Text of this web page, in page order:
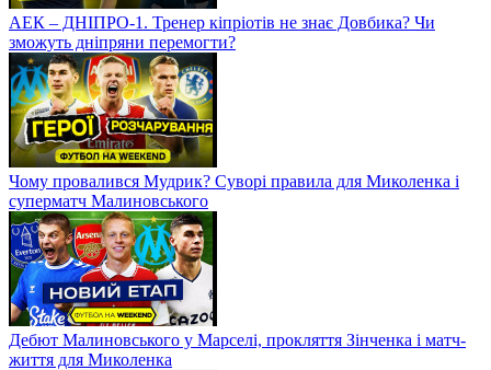
АЕК – ДНІПРО-1. Тренер кіпріотів не знає Довбика? Чи
зможуть дніпряни перемогти?
Чому провалився Мудрик? Суворі правила для Миколенка і
суперматч Малиновського
Дебют Малиновського у Марселі, прокляття Зінченка і матч-
життя для Миколенка